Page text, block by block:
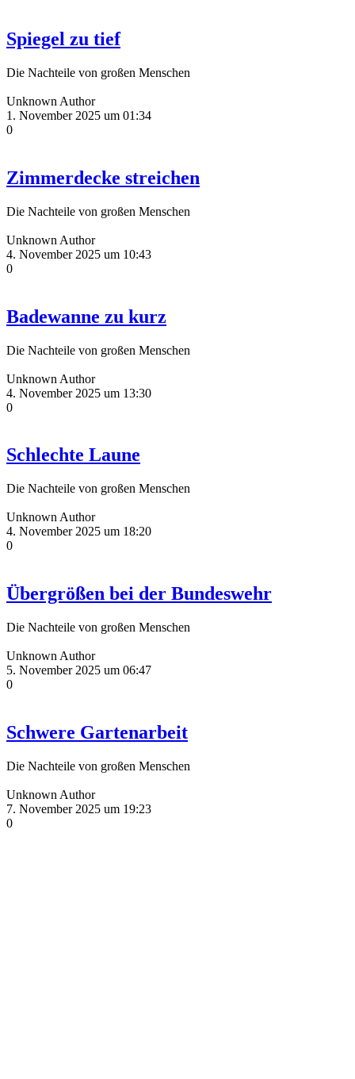
Spiegel zu tief
Die Nachteile von großen Menschen
Unknown Author
1. November 2025 um 01:34
0
Zimmerdecke streichen
Die Nachteile von großen Menschen
Unknown Author
4. November 2025 um 10:43
0
Badewanne zu kurz
Die Nachteile von großen Menschen
Unknown Author
4. November 2025 um 13:30
0
Schlechte Laune
Die Nachteile von großen Menschen
Unknown Author
4. November 2025 um 18:20
0
Übergrößen bei der Bundeswehr
Die Nachteile von großen Menschen
Unknown Author
5. November 2025 um 06:47
0
Schwere Gartenarbeit
Die Nachteile von großen Menschen
Unknown Author
7. November 2025 um 19:23
0